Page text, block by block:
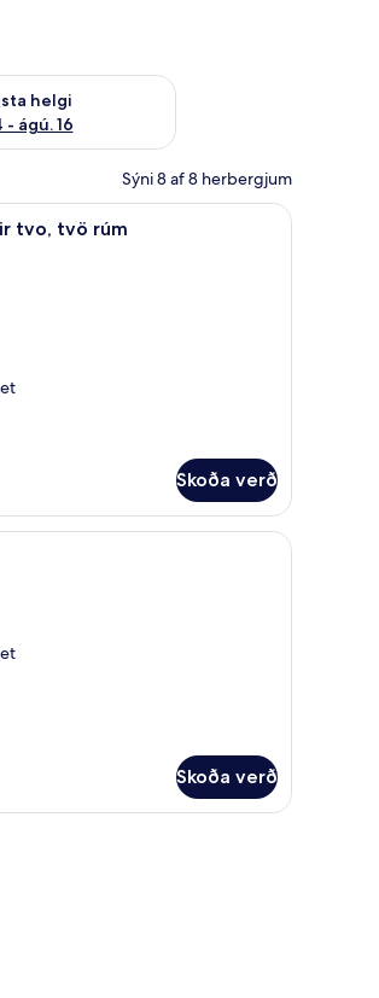
helgi
- ágú. 16
helgi ágú. 14 - ágú. 16
Sýni 8 af 8 herbergjum
Deluxe-herbergi fyrir tvo, tvö rúm |
tvo, tvö rúm
Skoða verð
hljóðeinangrun
Öryggishólf í herbergi, skrifborð,
Skoða verð